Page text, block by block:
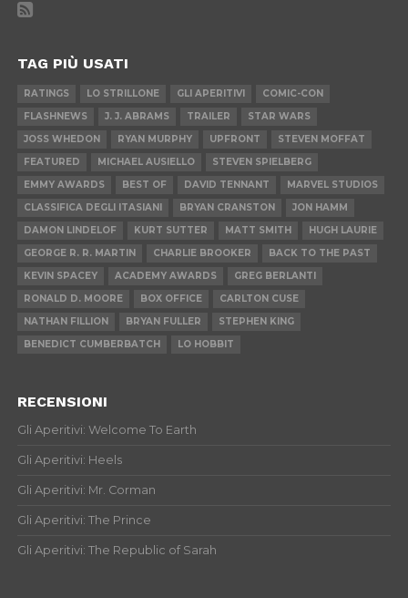
TAG PIÙ USATI
RATINGS LO STRILLONE GLI APERITIVI
COMIC-CON
FLASHNEWS
J. J. ABRAMS TRAILER
STAR WARS
JOSS WHEDON
RYAN MURPHY UPFRONT
STEVEN MOFFAT
FEATURED
MICHAEL AUSIELLO
STEVEN SPIELBERG
EMMY AWARDS
BEST OF DAVID TENNANT
MARVEL STUDIOS
CLASSIFICA DEGLI ITASIANI
BRYAN CRANSTON
JON HAMM
DAMON LINDELOF
KURT SUTTER MATT SMITH
HUGH LAURIE
GEORGE R. R. MARTIN
CHARLIE BROOKER
BACK TO THE PAST
KEVIN SPACEY
ACADEMY AWARDS
GREG BERLANTI
RONALD D. MOORE
BOX OFFICE
CARLTON CUSE
NATHAN FILLION
BRYAN FULLER
STEPHEN KING
BENEDICT CUMBERBATCH
LO HOBBIT
RECENSIONI
Gli Aperitivi: Welcome To Earth
Gli Aperitivi: Heels
Gli Aperitivi: Mr. Corman
Gli Aperitivi: The Prince
Gli Aperitivi: The Republic of Sarah